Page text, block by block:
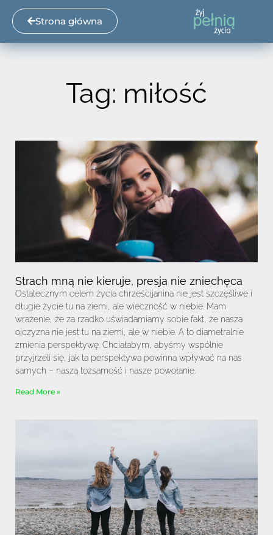
Strona główna
Tag: miłość
Strach mną nie kieruje, presja nie zniechęca
Ostatecznym celem życia chrześcijanina nie jest szczęśliwe i
długie życie tu na ziemi, ale wieczność w niebie. Mam
wrażenie, że za rzadko uświadamiamy sobie fakt, że nasza
ojczyzna nie jest tu na ziemi, ale w niebie. A to diametralnie
zmienia perspektywę. Chciałabym, abyśmy wspólnie
przyjrzeli się, jak ta perspektywa powinna wpływać na nas
samych – naszą tożsamość i nasze powołanie.
Read More »